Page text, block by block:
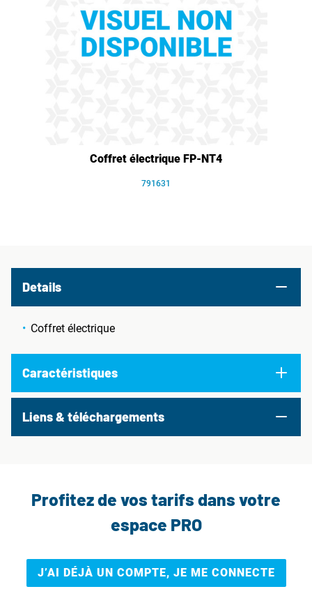
Coffret électrique FP-NT4
791631
Details
Coffret électrique
Caractéristiques
Liens & téléchargements
Profitez de vos tarifs dans votre
espace PRO
J’AI DÉJÀ UN COMPTE, JE ME CONNECTE